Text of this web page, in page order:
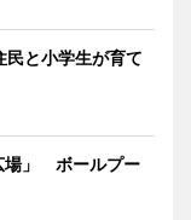
と小学生が育て
場」 ボールプー